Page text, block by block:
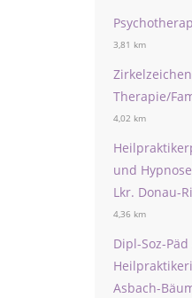
3,81 km
Therapie/
4,02 km
und
Lkr. Donau-
4,36 km
Dipl-Soz-
Asbach-